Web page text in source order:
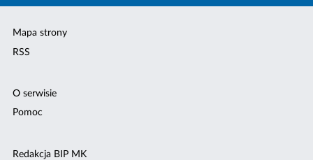
Mapa strony
RSS
O serwisie
Pomoc
Redakcja BIP MK